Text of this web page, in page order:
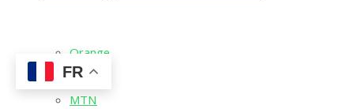
Orange
MTN
FR